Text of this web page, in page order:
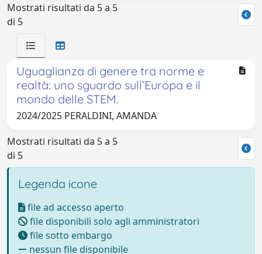
Mostrati risultati da 5 a 5
di 5
Uguaglianza di genere tra norme e
realtà: uno sguardo sull’Europa e il
mondo delle STEM.
2024/2025 PERALDINI, AMANDA
Mostrati risultati da 5 a 5
di 5
Legenda icone
file ad accesso aperto
file disponibili solo agli amministratori
file sotto embargo
nessun file disponibile